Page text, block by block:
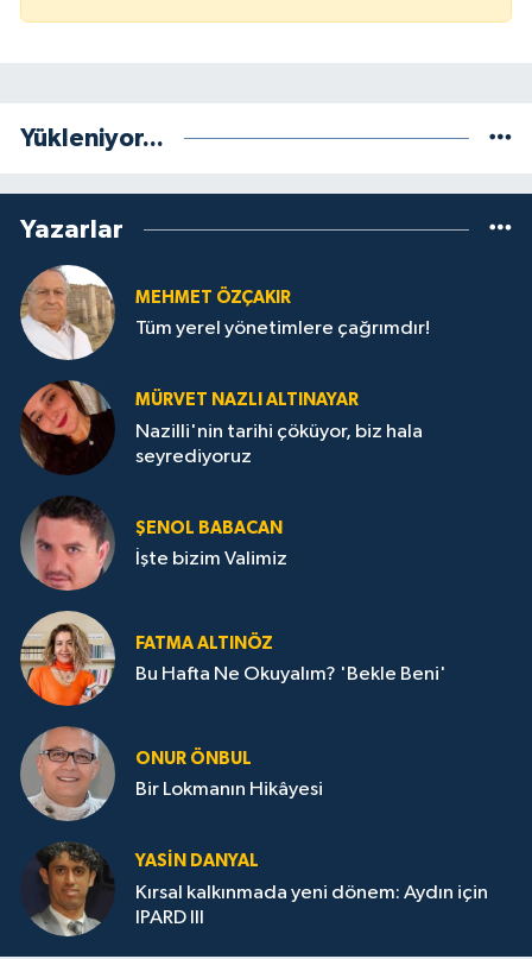
Yükleniyor...
Yazarlar
MEHMET ÖZÇAKIR
Tüm yerel yönetimlere çağrımdır!
MÜRVET NAZLI ALTINAYAR
Nazilli'nin tarihi çöküyor, biz hala
seyrediyoruz
ŞENOL BABACAN
İşte bizim Valimiz
FATMA ALTINÖZ
Bu Hafta Ne Okuyalım? 'Bekle Beni'
ONUR ÖNBUL
Bir Lokmanın Hikâyesi
YASIN DANYAL
Kırsal kalkınmada yeni dönem: Aydın için
IPARD III